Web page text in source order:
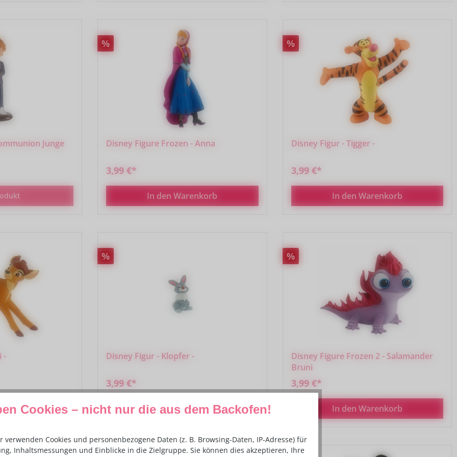
Junge
Rabatt
%
Disney Figure Frozen - Anna
3,99 €*
In den Warenkorb
Rabatt
%
Disney Figur - Tigger -
3,99 €*
In den Warenkorb
-
Rabatt
%
Disney Figur - Klopfer -
3,99 €*
In den Warenkorb
Rabatt
%
Disney Figure Frozen 2 - Salamander
Bruni
3,99 €*
In den Warenkorb
Cookies – nicht nur die aus dem Backofen!
Cookies und personenbezogene Daten (z. B. Browsing-Daten, IP-Adresse) für
Inhaltsmessungen und Einblicke in die Zielgruppe. Sie können dies akzeptieren, Ihre